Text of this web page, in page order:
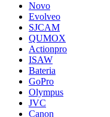
Novo
Evolveo
SJCAM
QUMOX
Actionpro
ISAW
Bateria
GoPro
Olympus
JVC
Canon